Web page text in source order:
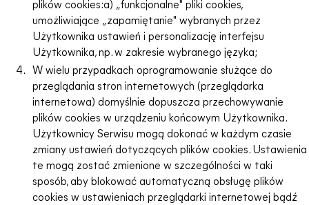
plików cookies:a) „funkcjonalne" pliki cookies,
umożliwiające „zapamiętanie" wybranych przez
Użytkownika ustawień i personalizację interfejsu
Użytkownika, np. w zakresie wybranego języka;
W wielu przypadkach oprogramowanie służące do
przeglądania stron internetowych (przeglądarka
internetowa) domyślnie dopuszcza przechowywanie
plików cookies w urządzeniu końcowym Użytkownika.
Użytkownicy Serwisu mogą dokonać w każdym czasie
zmiany ustawień dotyczących plików cookies. Ustawienia
te mogą zostać zmienione w szczególności w taki
sposób, aby blokować automatyczną obsługę plików
cookies w ustawieniach przeglądarki internetowej bądź